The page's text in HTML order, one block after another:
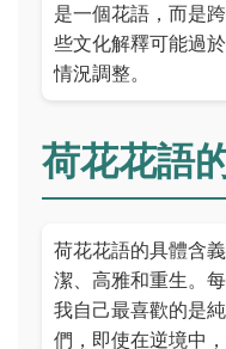
是一個花語，而是
些文化解釋可能過
情況調整。
荷花花語
荷花花語的具體含
潔、高雅和重生。
我自己最喜歡的是
們，即使在逆境中